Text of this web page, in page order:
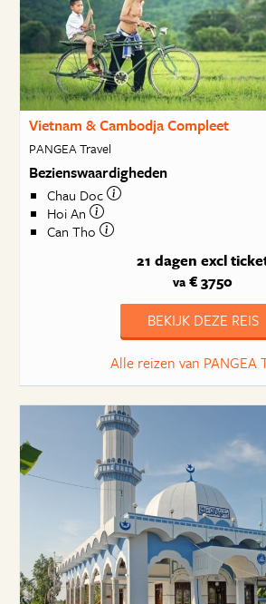
Vietnam & Cambodja Compleet
PANGEA Travel
Bezienswaardigheden
Chau Doc
Hoi An
Can Tho
21 dagen excl
va € 3750
BEKIJK DEZE REIS
Alle reizen van PANGEA